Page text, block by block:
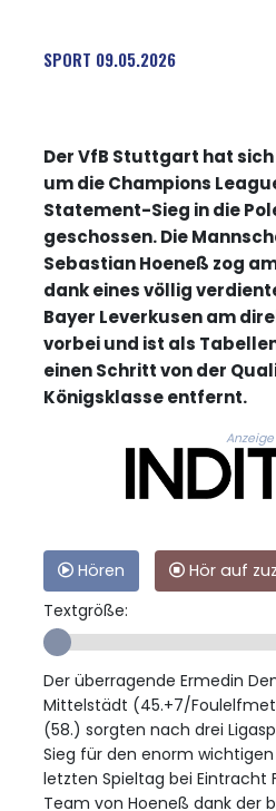
SPORT 09.05.2026
Der VfB Stuttgart hat
um die Champions
Statement-Sieg in die
geschossen. Die
Sebastian Hoeneß zog
dank eines völlig
Bayer Leverkusen am
vorbei und ist als
einen Schritt von der
Königsklasse entfernt.
Anzeige
Hören
Hör auf
Textgröße:
Der überragende Ermedin
Mittelstädt (45.+7/
(58.) sorgten nach drei
Sieg für den enorm wichtigen
letzten Spieltag bei Eintracht
Team von Hoeneß dank der